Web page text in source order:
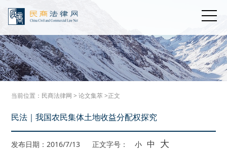
当前位置： 民商法律网 >论文集萃>正文
民法｜我国农民集体土地收益分配权探究
发布日期：2016/7/13 正文字号： 小 中 大